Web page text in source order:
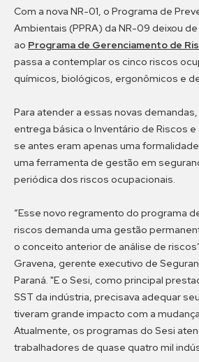
Com a nova NR-01, o Programa de
Ambientais (PPRA) da NR-09 deixou
ao Programa de Gerenciamento de
passa a contemplar os cinco riscos
químicos, biológicos, ergonômicos e
Para atender a essas novas
entrega básica o Inventário de Riscos e
se antes eram apenas uma
uma ferramenta de gestão em
periódica dos riscos ocupacionais.
“Esse novo regramento do programa
riscos demanda uma gestão
o conceito anterior de análise de
Gravena, gerente executivo de
Paraná. "E o Sesi, como principal
SST da indústria, precisava adequar
tiveram grande impacto com a
Atualmente, os programas do Sesi
trabalhadores de quase quatro mil